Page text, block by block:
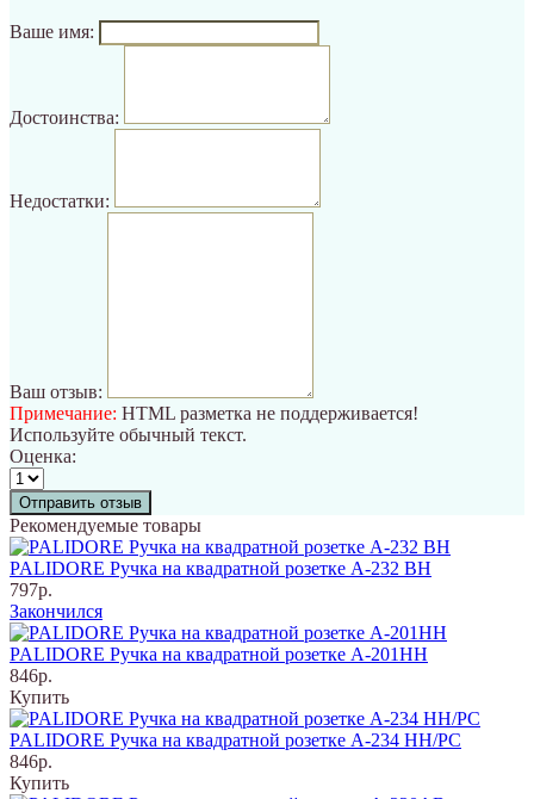
Ваше имя:
Достоинства:
Недостатки:
Ваш отзыв:
Примечание: HTML разметка не поддерживается!
Используйте обычный текст.
Оценка:
Отправить отзыв
Рекомендуемые товары
PALIDORE Ручка на квадратной розетке A-232 BH
797р.
Закончился
PALIDORE Ручка на квадратной розетке A-201НН
846р.
Купить
PALIDORE Ручка на квадратной розетке A-234 НH/PC
846р.
Купить